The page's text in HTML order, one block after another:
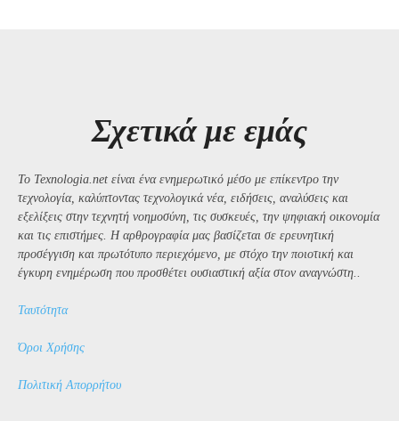
Σχετικά με εμάς
Το Texnologia.net είναι ένα ενημερωτικό μέσο με επίκεντρο την
τεχνολογία, καλύπτοντας τεχνολογικά νέα, ειδήσεις, αναλύσεις και
εξελίξεις στην τεχνητή νοημοσύνη, τις συσκευές, την ψηφιακή οικονομία
και τις επιστήμες. Η αρθρογραφία μας βασίζεται σε ερευνητική
προσέγγιση και πρωτότυπο περιεχόμενο, με στόχο την ποιοτική και
έγκυρη ενημέρωση που προσθέτει ουσιαστική αξία στον αναγνώστη..
Ταυτότητα
Όροι Χρήσης
Πολιτική Απορρήτου